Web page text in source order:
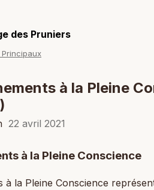
des Pruniers
Principaux
à la Pleine
22 avril 2021
à la Pleine Conscience
à la Pleine Conscience